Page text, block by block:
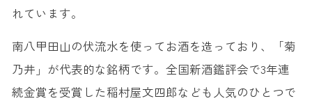
れています。
南八甲田山の伏流水を使ってお酒を造っており、「菊
乃井」が代表的な銘柄です。全国新酒鑑評会で3年連
続金賞を受賞した稲村屋文四郎なども人気のひとつで